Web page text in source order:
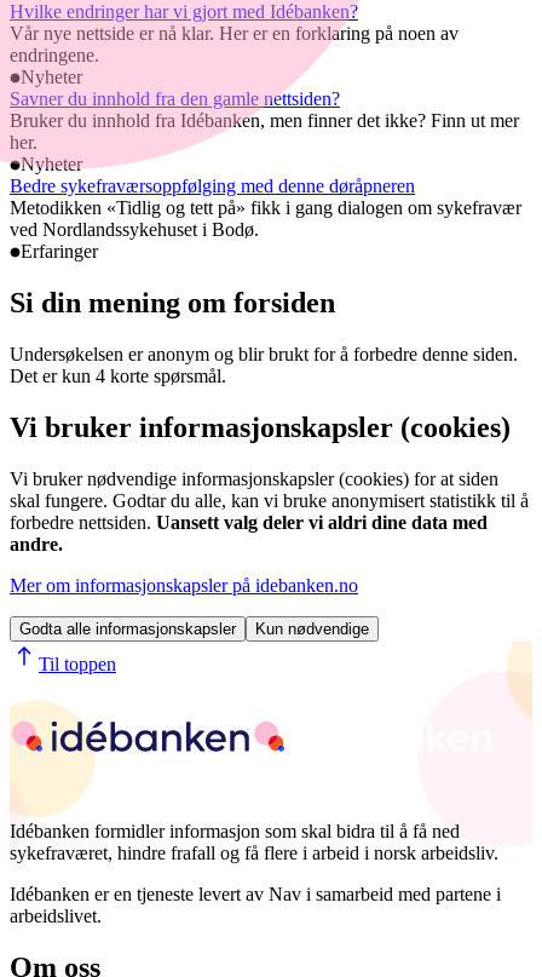
Hvilke endringer har vi gjort med Idébanken?
Vår nye nettside er nå klar. Her er en forklaring på noen av
endringene.
Nyheter
Savner du innhold fra den gamle nettsiden?
Bruker du innhold fra Idébanken, men finner det ikke? Finn ut mer
her.
Nyheter
Bedre sykefraværsoppfølging med denne døråpneren
Metodikken «Tidlig og tett på» fikk i gang dialogen om sykefravær
ved Nordlandssykehuset i Bodø.
Erfaringer
Si din mening om forsiden
Undersøkelsen er anonym og blir brukt for å forbedre denne siden.
Det er kun 4 korte spørsmål.
Vi bruker informasjonskapsler (cookies)
Vi bruker nødvendige informasjonskapsler (cookies) for at siden
skal fungere. Godtar du alle, kan vi bruke anonymisert statistikk til å
forbedre nettsiden. Uansett valg deler vi aldri dine data med
andre.
Mer om informasjonskapsler på idebanken.no
Godta alle informasjonskapsler Kun nødvendige
Til toppen
Idébanken formidler informasjon som skal bidra til å få ned
sykefraværet, hindre frafall og få flere i arbeid i norsk arbeidsliv.
Idébanken er en tjeneste levert av Nav i samarbeid med partene i
arbeidslivet.
Om oss